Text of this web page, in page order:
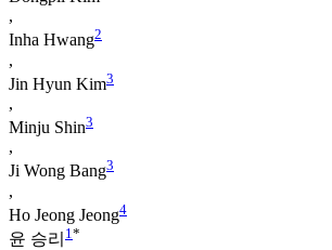
,
Inha Hwang2
,
Jin Hyun Kim3
,
Minju Shin3
,
Ji Wong Bang3
,
Ho Jeong Jeong4
윤 승리 1 *